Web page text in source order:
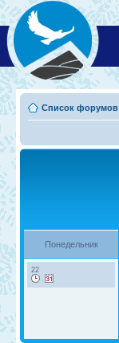
Список форумов
Понедельник
22